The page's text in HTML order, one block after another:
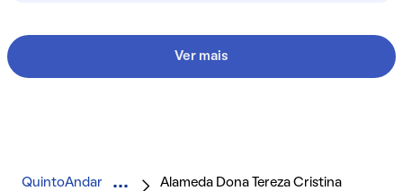
Ver mais
QuintoAndar Alameda Dona Tereza Cristina